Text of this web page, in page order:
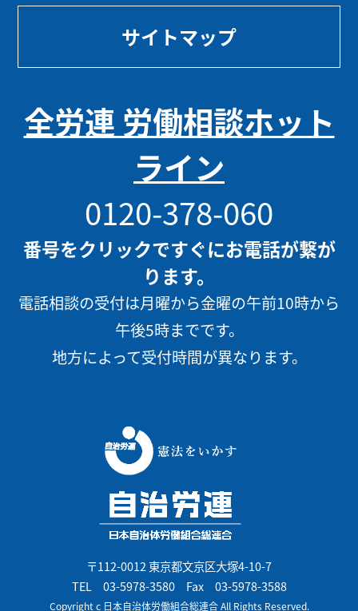
サイトマップ
全労連 労働相談ホット
ライン
0120-378-060
番号をクリックですぐにお電話が繋が
ります。
電話相談の受付は月曜から金曜の午前10時から
午後5時までです。
地方によって受付時間が異なります。
〒112-0012 東京都文京区大塚4-10-7
TEL 03-5978-3580Fax 03-5978-3588
Copyright c 日本自治体労働組合総連合 All Rights Reserved.